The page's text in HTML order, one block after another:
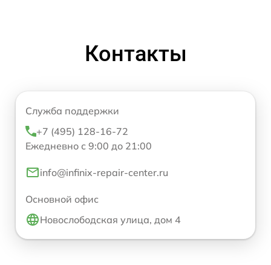
Контакты
Служба поддержки
+7 (495) 128-16-72
Ежедневно с 9:00 до 21:00
info@infinix-repair-center.ru
Основной офис
Новослободская улица, дом 4